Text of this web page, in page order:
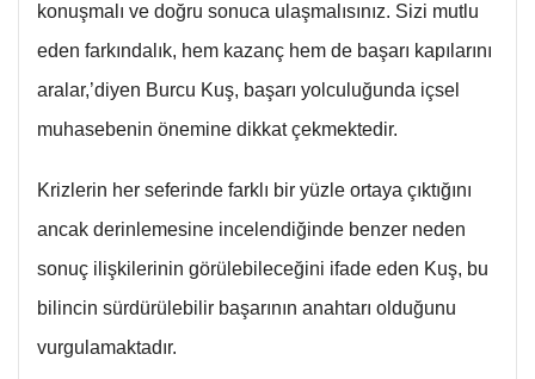
konuşmalı ve doğru sonuca ulaşmalısınız. Sizi mutlu
eden farkındalık, hem kazanç hem de başarı kapılarını
aralar,’diyen Burcu Kuş, başarı yolculuğunda içsel
muhasebenin önemine dikkat çekmektedir.
Krizlerin her seferinde farklı bir yüzle ortaya çıktığını
ancak derinlemesine incelendiğinde benzer neden
sonuç ilişkilerinin görülebileceğini ifade eden Kuş, bu
bilincin sürdürülebilir başarının anahtarı olduğunu
vurgulamaktadır.